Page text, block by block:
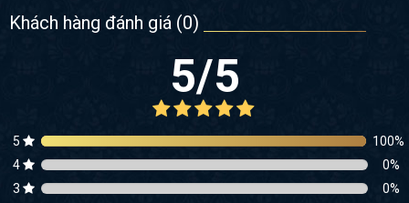
Khách hàng đánh giá (0)
5/5
5 100%
4
0%
3
0%